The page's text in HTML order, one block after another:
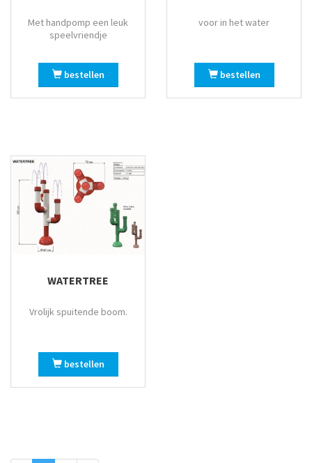
Met handpomp een leuk
speelvriendje
bestellen
voor in het water
bestellen
WATERTREE
Vrolijk spuitende boom.
bestellen